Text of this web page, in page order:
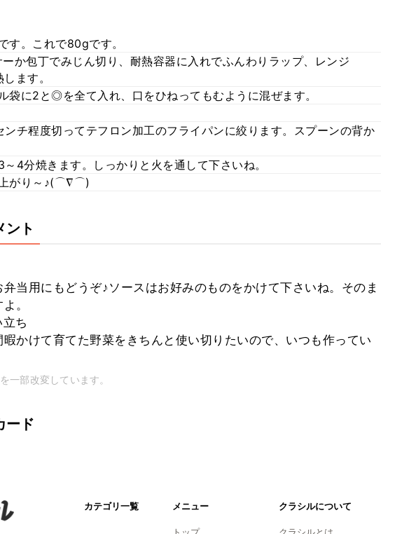
す。これで80gです。
か包丁でみじん切り、耐熱容器に入れでふんわりラップ、レンジ
ます。
袋に2と◎を全て入れ、口をひねってもむように混ぜます。
ンチ程度切ってテフロン加工のフライパンに絞ります。スプーンの背か
4分焼きます。しっかりと火を通して下さいね。
上がり～♪(⌒∇⌒)
ント
当用にもどうぞ♪ソースはお好みのものをかけて下さいね。そのま
。
ち
かけて育てた野菜をきちんと使い切りたいので、いつも作ってい
一部改変しています。
ード
カテゴリ一覧 メニュー クラシルについて